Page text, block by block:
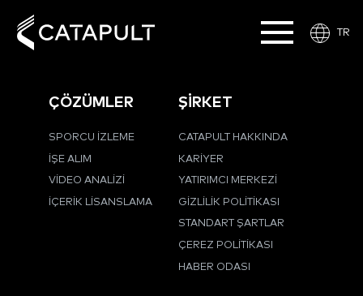
TR
ÇÖZÜMLER
SPORCU İZLEME
İŞE ALIM
VIDEO ANALIZI
İÇERIK LISANSLAMA
ŞİRKET
CATAPULT HAKKINDA
KARIYER
YATIRIMCI MERKEZI
GIZLILIK POLITIKASI
STANDART ŞARTLAR
ÇEREZ POLITIKASI
HABER ODASI